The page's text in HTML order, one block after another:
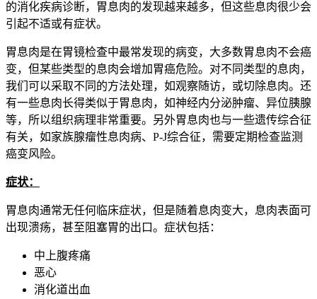
的消化疾病诊断，胃息肉的发现越来越多，但这些息肉很少会
引起不适或有症状。
胃息肉是在胃镜检查中最常发现的病变，大多数胃息肉不会癌
变，但某些类型的息肉会增加胃癌危险。对不同类型的息肉，
我们可以采取不同的方法处理，如观察随访，或切除息肉。还
有一些息肉长得类似于胃息肉，如神经内分泌肿瘤、异位胰腺
等，所以组织病理非常重要。另外胃息肉也与一些遗传综合征
有关，如家族腺瘤性息肉病、P-J综合征，需要定期检查监测
癌变风险。
症状：
胃息肉通常无任何临床症状，但是随着息肉变大，息肉表面可
出现溃疡，甚至阻塞胃的出口。症状包括：
中上腹疼痛
恶心
消化道出血